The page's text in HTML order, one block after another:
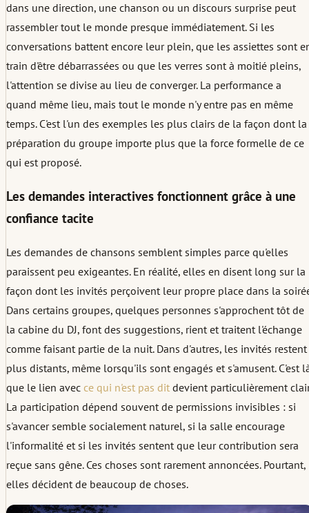
dans une direction, une chanson ou un discours surprise peut
rassembler tout le monde presque immédiatement. Si les
conversations battent encore leur plein, que les assiettes sont
train d'être débarrassées ou que les verres sont à moitié pleins,
l'attention se divise au lieu de converger. La performance a
quand même lieu, mais tout le monde n'y entre pas en même
temps. C'est l'un des exemples les plus clairs de la façon dont la
préparation du groupe importe plus que la force formelle de ce
qui est proposé.
Les demandes interactives fonctionnent grâce à une
confiance tacite
Les demandes de chansons semblent simples parce qu'elles
paraissent peu exigeantes. En réalité, elles en disent long sur la
façon dont les invités perçoivent leur propre place dans la
Dans certains groupes, quelques personnes s'approchent tôt de
la cabine du DJ, font des suggestions, rient et traitent l'échange
comme faisant partie de la nuit. Dans d'autres, les invités restent
plus distants, même lorsqu'ils sont engagés et s'amusent. C'est
que le lien avec ce qui n'est pas dit devient particulièrement
La participation dépend souvent de permissions invisibles : si
s'avancer semble socialement naturel, si la salle encourage
l'informalité et si les invités sentent que leur contribution sera
reçue sans gêne. Ces choses sont rarement annoncées. Pourtant,
elles décident de beaucoup de choses.